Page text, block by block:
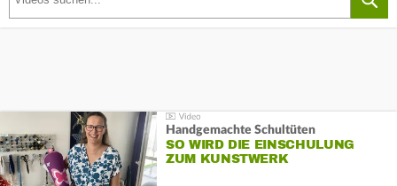
Handgemachte Schultüten
SO WIRD DIE EINSCHULUNG
ZUM KUNSTWERK